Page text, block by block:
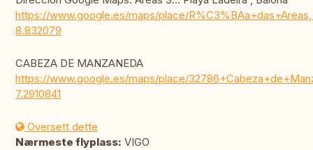
https://www.google.es/maps/place/
8.832079
CABEZA DE MANZANEDA
https://www.google.es/maps/place/
7.2910841
Oversett dette
Nærmeste flyplass: VIGO